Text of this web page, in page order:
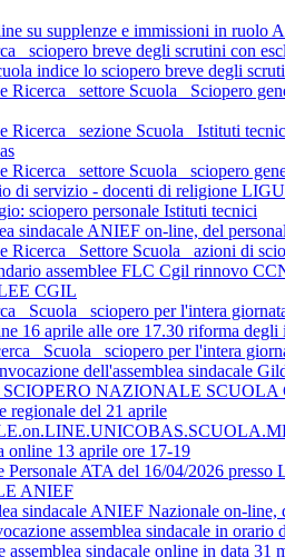
su supplenze e immissioni in
sciopero breve degli scrutini con
indice lo sciopero breve degli
Ricerca_ settore Scuola_ Sciopero
Ricerca_ sezione Scuola_ Istituti
Ricerca_ settore Scuola_ sciopero
di servizio - docenti di religione
sciopero personale Istituti tecnici
sindacale ANIEF on-line, del
Ricerca_ Settore Scuola_ azioni di
assemblee FLC Cgil rinnovo
CGIL
Scuola_ sciopero per l'intera
16 aprile alle ore 17.30 riforma degli
Scuola_ sciopero per l'intera
dell'assemblea sindacale
NAZIONALE
regionale del 21 aprile
13 aprile ore 17-19
Personale ATA del 16/04/2026
ANIEF
sindacale ANIEF Nazionale on-
assemblea sindacale in orario
sindacale online in data 31